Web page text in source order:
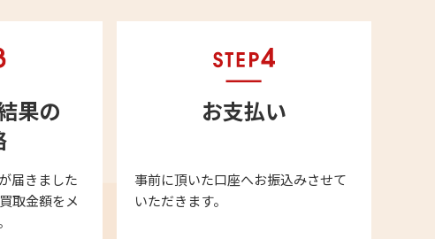
果の
届きました
取金額をメ
お支払い
事前に頂いた口座へお振込みさせて
いただきます。